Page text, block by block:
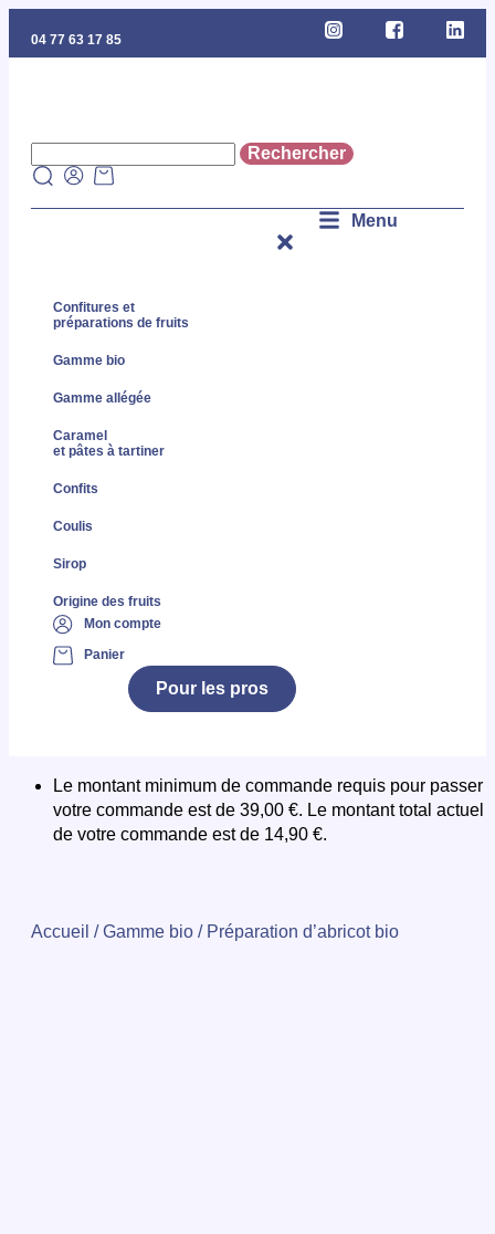
04 77 63 17 85
Confitures et
préparations de fruits
Gamme bio
Gamme allégée
Caramel
et pâtes à tartiner
Confits
Coulis
Sirop
Origine des fruits
Mon compte
Panier
Pour les pros
Menu
Le montant minimum de commande requis pour passer
votre commande est de 39,00 €. Le montant total actuel
de votre commande est de 14,90 €.
Accueil /Gamme bio / Préparation d’abricot bio